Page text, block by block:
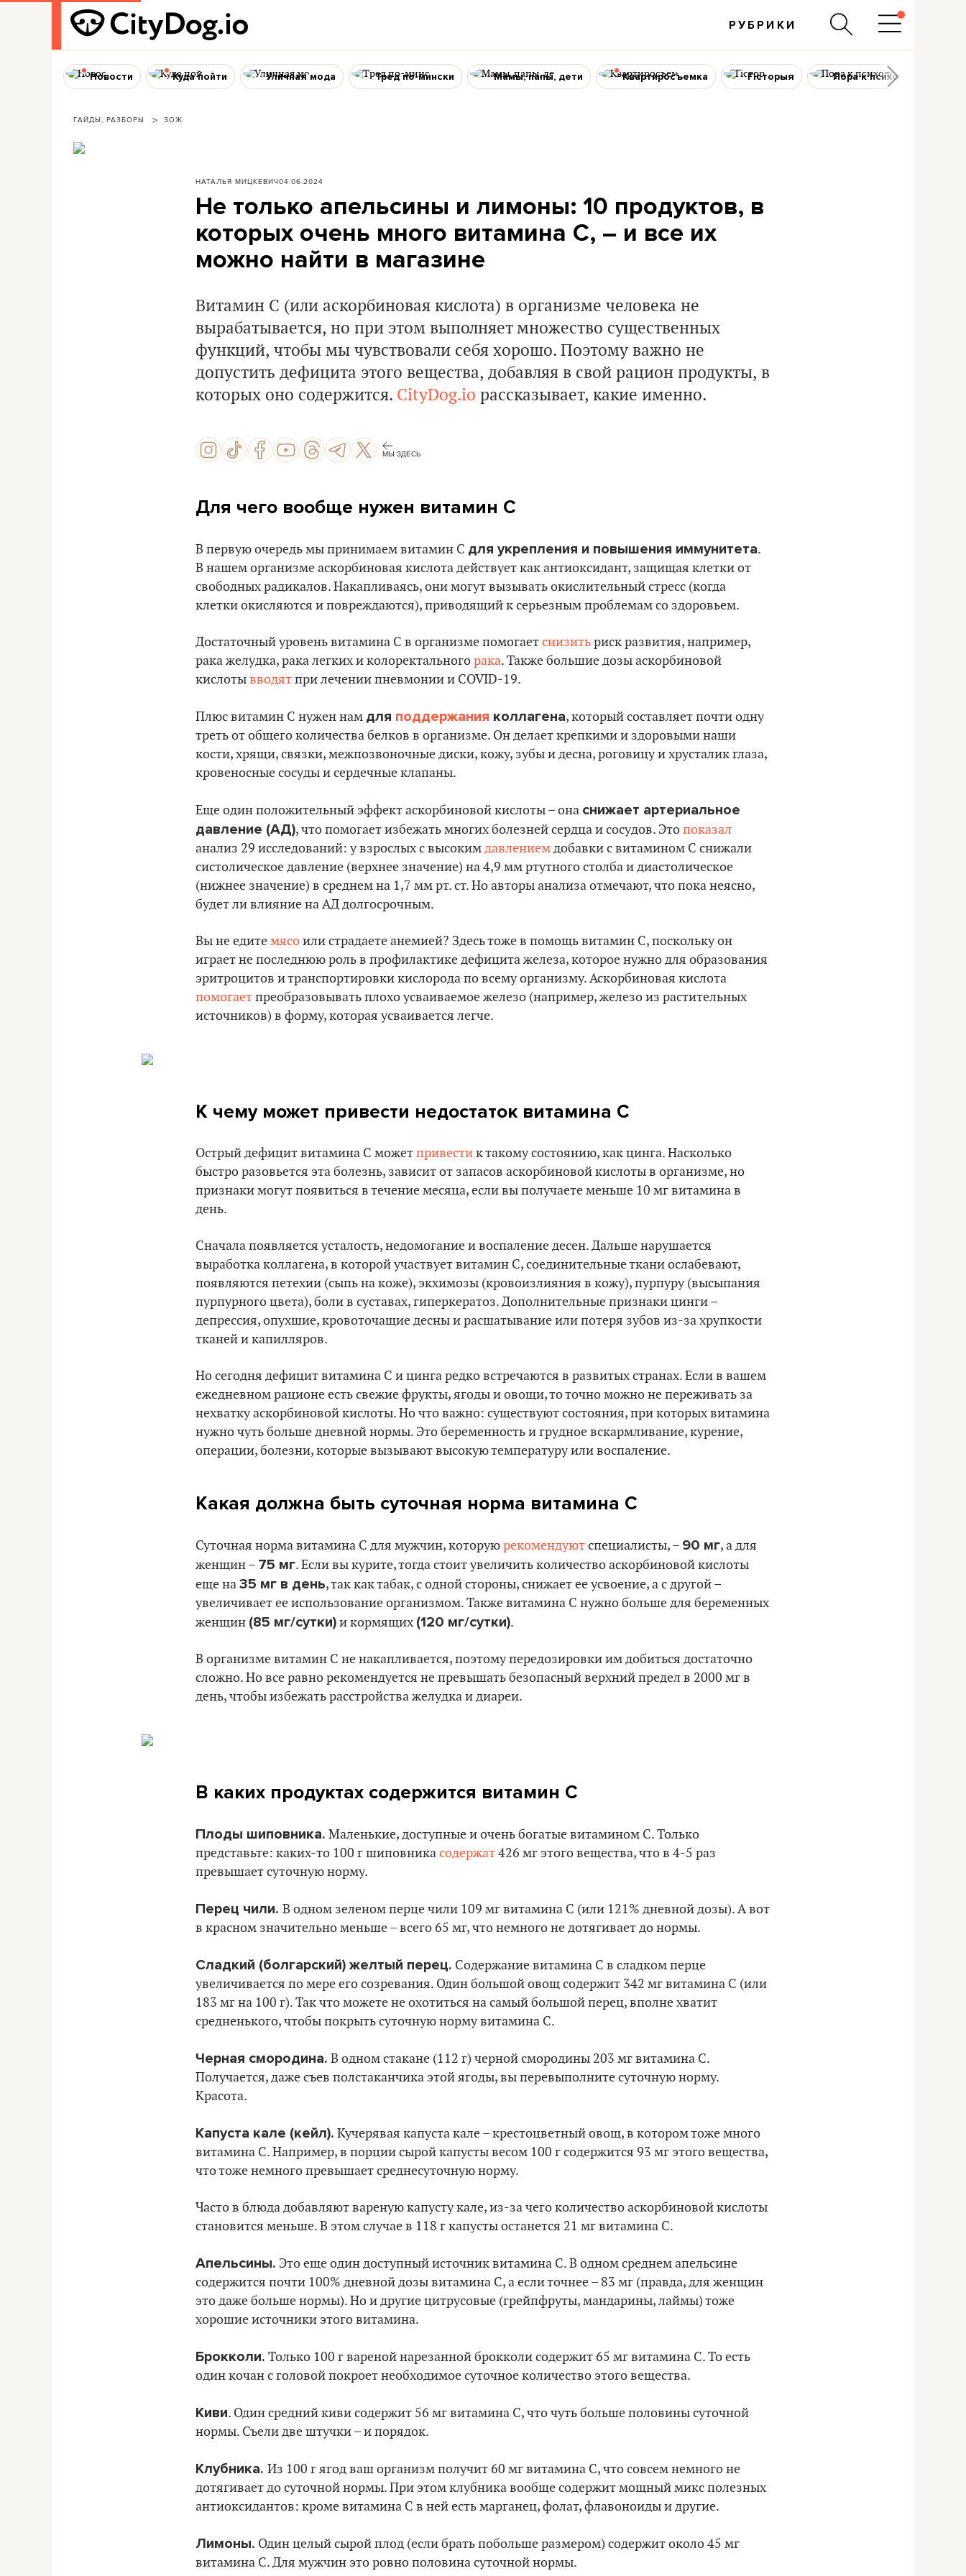
РУБРИКИ
Новости Куда пойти Уличная мода Тред по-мински Мамы, папы, дети Квартиросъемка Гісторыя Пора к психологу
ГАЙДЫ, РАЗБОРЫ ЗОЖ
НАТАЛЬЯ МИЦКЕВИЧ04.06.2024
Не только апельсины и лимоны: 10 продуктов, в
которых очень много витамина С, – и все их
можно найти в магазине
Витамин С (или аскорбиновая кислота) в организме человека не
вырабатывается, но при этом выполняет множество существенных
функций, чтобы мы чувствовали себя хорошо. Поэтому важно не
допустить дефицита этого вещества, добавляя в свой рацион продукты, в
которых оно содержится. CityDog.io рассказывает, какие именно.
МЫ ЗДЕСЬ
Для чего вообще нужен витамин С
В первую очередь мы принимаем витамин С для укрепления и повышения иммунитета.
В нашем организме аскорбиновая кислота действует как антиоксидант, защищая клетки от
свободных радикалов. Накапливаясь, они могут вызывать окислительный стресс (когда
клетки окисляются и повреждаются), приводящий к серьезным проблемам со здоровьем.
Достаточный уровень витамина С в организме помогаетснизитьриск развития, например,
рака желудка, рака легких и колоректальногорака. Также большие дозы аскорбиновой
кислотывводятпри лечении пневмонии и COVID-19.
Плюс витамин С нужен нам для поддержания коллагена, который составляет почти одну
треть от общего количества белков в организме. Он делает крепкими и здоровыми наши
кости, хрящи, связки, межпозвоночные диски, кожу, зубы и десна, роговицу и хрусталик глаза,
кровеносные сосуды и сердечные клапаны.
Еще один положительный эффект аскорбиновой кислоты – она снижает артериальное
давление (АД), что помогает избежать многих болезней сердца и сосудов. Этопоказал
анализ 29 исследований: у взрослых с высокимдавлениемдобавки с витамином С снижали
систолическое давление (верхнее значение) на 4,9 мм ртутного столба и диастолическое
(нижнее значение) в среднем на 1,7 мм рт. ст. Но авторы анализа отмечают, что пока неясно,
будет ли влияние на АД долгосрочным.
Вы не едитемясоили страдаете анемией? Здесь тоже в помощь витамин С, поскольку он
играет не последнюю роль в профилактике дефицита железа, которое нужно для образования
эритроцитов и транспортировки кислорода по всему организму. Аскорбиновая кислота
помогаетпреобразовывать плохо усваиваемое железо (например, железо из растительных
источников) в форму, которая усваивается легче.
К чему может привести недостаток витамина С
Острый дефицит витамина С можетпривестик такому состоянию, как цинга. Насколько
быстро разовьется эта болезнь, зависит от запасов аскорбиновой кислоты в организме, но
признаки могут появиться в течение месяца, если вы получаете меньше 10 мг витамина в
день.
Сначала появляется усталость, недомогание и воспаление десен. Дальше нарушается
выработка коллагена, в которой участвует витамин С, соединительные ткани ослабевают,
появляются петехии (сыпь на коже), экхимозы (кровоизлияния в кожу), пурпуру (высыпания
пурпурного цвета), боли в суставах, гиперкератоз. Дополнительные признаки цинги –
депрессия, опухшие, кровоточащие десны и расшатывание или потеря зубов из-за хрупкости
тканей и капилляров.
Но сегодня дефицит витамина С и цинга редко встречаются в развитых странах. Если в вашем
ежедневном рационе есть свежие фрукты, ягоды и овощи, то точно можно не переживать за
нехватку аскорбиновой кислоты. Но что важно: существуют состояния, при которых витамина
нужно чуть больше дневной нормы. Это беременность и грудное вскармливание, курение,
операции, болезни, которые вызывают высокую температуру или воспаление.
Какая должна быть суточная норма витамина С
Суточная норма витамина С для мужчин, которуюрекомендуютспециалисты, – 90 мг, а для
женщин – 75 мг. Если вы курите, тогда стоит увеличить количество аскорбиновой кислоты
еще на35 мг в день, так как табак, с одной стороны, снижает ее усвоение, а с другой –
увеличивает ее использование организмом. Также витамина С нужно больше для беременных
женщин (85 мг/сутки)и кормящих (120 мг/сутки).
В организме витамин С не накапливается, поэтому передозировки им добиться достаточно
сложно. Но все равно рекомендуется не превышать безопасный верхний предел в 2000 мг в
день, чтобы избежать расстройства желудка и диареи.
В каких продуктах содержится витамин С
Плоды шиповника. Маленькие, доступные и очень богатые витамином С. Только
представьте: каких-то 100 г шиповникасодержат426 мг этого вещества, что в 4-5 раз
превышает суточную норму.
Перец чили. В одном зеленом перце чили 109 мг витамина С (или 121% дневной дозы). А вот
в красном значительно меньше – всего 65 мг, что немного не дотягивает до нормы.
Сладкий (болгарский) желтый перец. Содержание витамина С в сладком перце
увеличивается по мере его созревания. Один большой овощ содержит 342 мг витамина С (или
183 мг на 100 г). Так что можете не охотиться на самый большой перец, вполне хватит
средненького, чтобы покрыть суточную норму витамина С.
Черная смородина. В одном стакане (112 г) черной смородины 203 мг витамина С.
Получается, даже съев полстаканчика этой ягоды, вы перевыполните суточную норму.
Красота.
Капуста кале (кейл). Кучерявая капуста кале – крестоцветный овощ, в котором тоже много
витамина С. Например, в порции сырой капусты весом 100 г содержится 93 мг этого вещества,
что тоже немного превышает среднесуточную норму.
Часто в блюда добавляют вареную капусту кале, из-за чего количество аскорбиновой кислоты
становится меньше. В этом случае в 118 г капусты останется 21 мг витамина С.
Апельсины. Это еще один доступный источник витамина С. В одном среднем апельсине
содержится почти 100% дневной дозы витамина С, а если точнее – 83 мг (правда, для женщин
это даже больше нормы). Но и другие цитрусовые (грейпфруты, мандарины, лаймы) тоже
хорошие источники этого витамина.
Брокколи. Только 100 г вареной нарезанной брокколи содержит 65 мг витамина С. То есть
один кочан с головой покроет необходимое суточное количество этого вещества.
Киви. Один средний киви содержит 56 мг витамина С, что чуть больше половины суточной
нормы. Съели две штучки – и порядок.
Клубника. Из 100 г ягод ваш организм получит 60 мг витамина С, что совсем немного не
дотягивает до суточной нормы. При этом клубника вообще содержит мощный микс полезных
антиоксидантов: кроме витамина С в ней есть марганец, фолат, флавоноиды и другие.
Лимоны. Один целый сырой плод (если брать побольше размером) содержит около 45 мг
витамина С. Для мужчин это ровно половина суточной нормы.